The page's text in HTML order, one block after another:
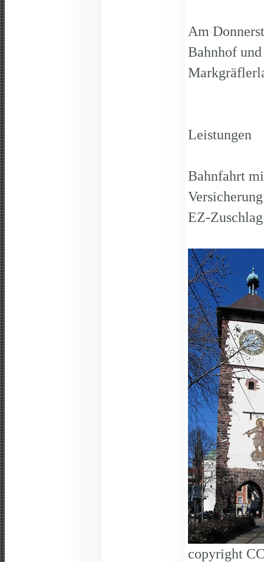
Am
Bahnhof
Bahnfahrt
EZ-
copyright